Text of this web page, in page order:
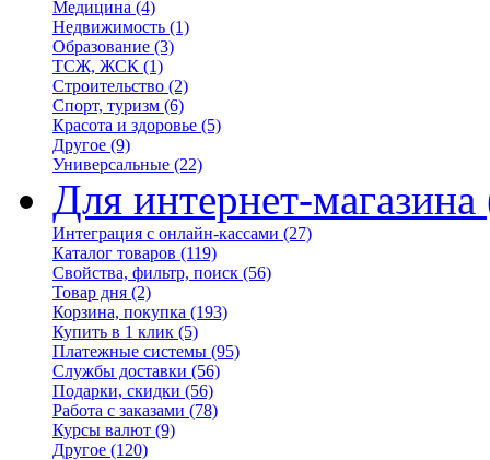
Медицина (4)
Недвижимость (1)
Образование (3)
ТСЖ, ЖСК (1)
Строительство (2)
Спорт, туризм (6)
Красота и здоровье (5)
Другое (9)
Универсальные (22)
Для интернет-магазина
Интеграция с онлайн-кассами (27)
Каталог товаров (119)
Свойства, фильтр, поиск (56)
Товар дня (2)
Корзина, покупка (193)
Купить в 1 клик (5)
Платежные системы (95)
Службы доставки (56)
Подарки, скидки (56)
Работа с заказами (78)
Курсы валют (9)
Другое (120)